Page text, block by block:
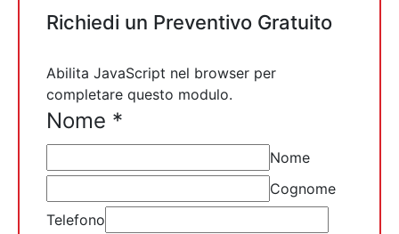
Richiedi un Preventivo Gratuito
Abilita JavaScript nel browser per
completare questo modulo.
Nome *
Nome
Cognome
Telefono